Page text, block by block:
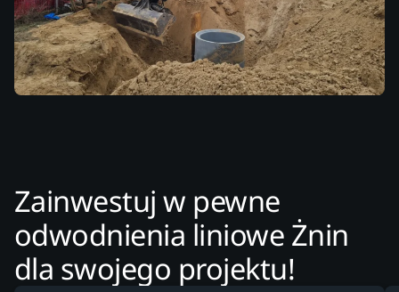
Zainwestuj w pewne
odwodnienia liniowe Żnin
dla swojego projektu!